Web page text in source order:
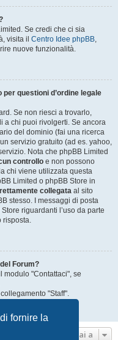
fornire la
Se credi che ci sia
visita il Centro Idee phpBB,
nuove funzionalità.
questioni d’ordine legale
Se non riesci a trovarlo,
a chi puoi rivolgerti. Se ancora
del dominio (fai una ricerca
servizio gratuito (ad es. yahoo,
Nota che phpBB Limited
controllo e non possono
chi viene utilizzata questa
Limited o phpBB Store in
collegata al sito
stesso. I messaggi di posta
riguardanti l’uso da parte
risposta.
Forum?
modulo "Contattaci", se
"Staff".
Vai a